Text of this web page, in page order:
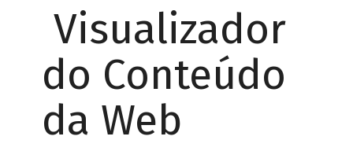
Visualizador
do Conteúdo
da Web